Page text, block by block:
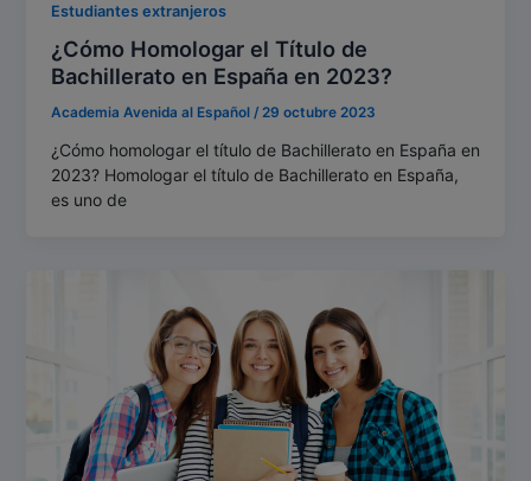
Estudiantes extranjeros
¿Cómo Homologar el Título de
Bachillerato en España en 2023?
Academia Avenida al Español / 29 octubre 2023
¿Cómo homologar el título de Bachillerato en España en
2023? Homologar el título de Bachillerato en España,
es uno de